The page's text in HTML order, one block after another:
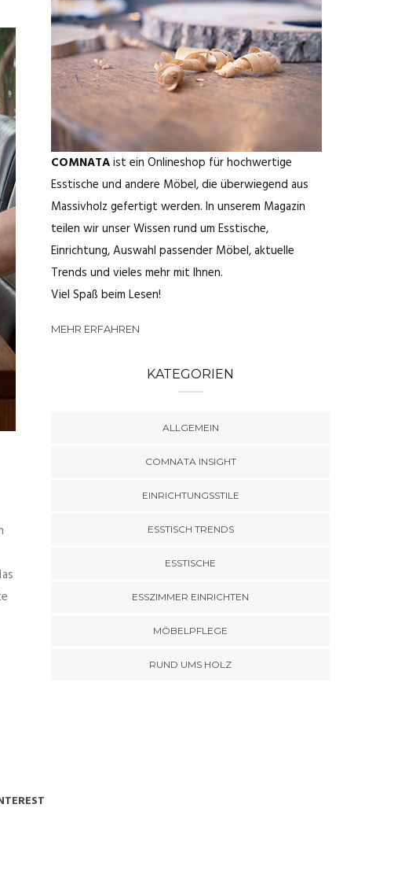
COMNATAist ein Onlineshop für hochwertige
Esstische und andere Möbel, die überwiegend aus
Massivholz gefertigt werden. In unserem Magazin
teilen wir unser Wissen rund um Esstische,
Einrichtung, Auswahl passender Möbel, aktuelle
Trends und vieles mehr mit Ihnen.
Viel Spaß beim Lesen!
MEHR ERFAHREN
KATEGORIEN
ALLGEMEIN
COMNATA INSIGHT
EINRICHTUNGSSTILE
ESSTISCH TRENDS
ESSTISCHE
ESSZIMMER EINRICHTEN
MÖBELPFLEGE
RUND UMS HOLZ